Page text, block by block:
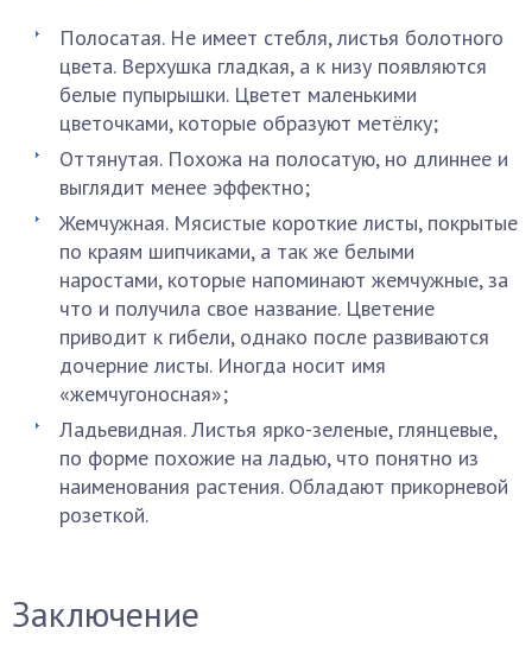
Полосатая. Не имеет стебля, листья болотного
цвета. Верхушка гладкая, а к низу появляются
белые пупырышки. Цветет маленькими
цветочками, которые образуют метёлку;
Оттянутая. Похожа на полосатую, но длиннее и
выглядит менее эффектно;
Жемчужная. Мясистые короткие листы, покрытые
по краям шипчиками, а так же белыми
наростами, которые напоминают жемчужные, за
что и получила свое название. Цветение
приводит к гибели, однако после развиваются
дочерние листы. Иногда носит имя
«жемчугоносная»;
Ладьевидная. Листья ярко-зеленые, глянцевые,
по форме похожие на ладью, что понятно из
наименования растения. Обладают прикорневой
розеткой.
Заключение